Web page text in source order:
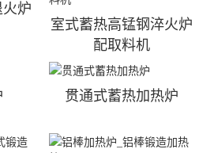
炉
室式蓄热高锰钢淬火炉
配取料机
贯通式蓄热加热炉